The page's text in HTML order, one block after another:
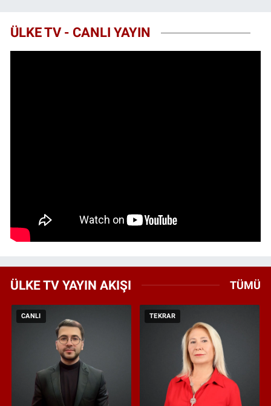
ÜLKE TV - CANLI YAYIN
ÜLKE TV YAYIN AKIŞI TÜMÜ
CANLI TEKRAR